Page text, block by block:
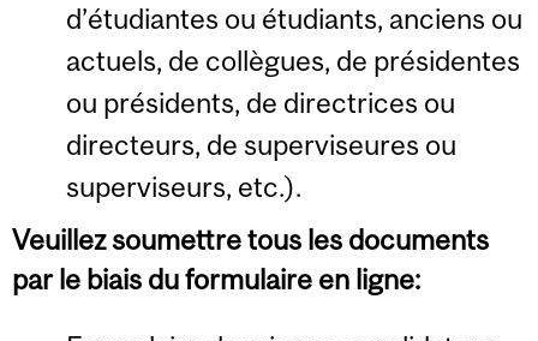
d’étudiantes ou étudiants, anciens ou
actuels, de collègues, de présidentes
ou présidents, de directrices ou
directeurs, de superviseures ou
superviseurs, etc.).
Veuillez soumettre tous les documents
par le biais du formulaire en ligne: